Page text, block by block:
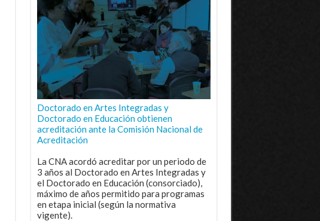
Doctorado en Artes Integradas y
Doctorado en Educación obtienen
acreditación ante la Comisión Nacional de
Acreditación
La CNA acordó acreditar por un periodo de
3 años al Doctorado en Artes Integradas y
el Doctorado en Educación (consorciado),
máximo de años permitido para programas
en etapa inicial (según la normativa
vigente).